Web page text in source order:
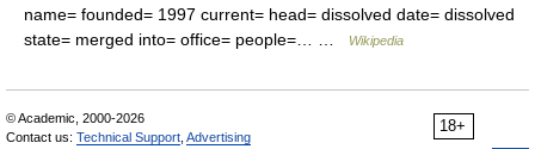
name= founded= 1997 current= head= dissolved date= dissolved
state= merged into= office= people=… …
Wikipedia
18+
© Academic, 2000-2026
Contact us: Technical Support Advertising